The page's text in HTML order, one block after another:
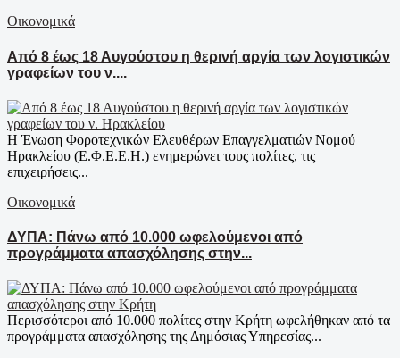
Οικονομικά
Από 8 έως 18 Αυγούστου η θερινή αργία των λογιστικών
γραφείων του ν....
Η Ένωση Φοροτεχνικών Ελευθέρων Επαγγελματιών Νομού
Ηρακλείου (Ε.Φ.Ε.Ε.Η.) ενημερώνει τους πολίτες, τις
επιχειρήσεις...
Οικονομικά
ΔΥΠΑ: Πάνω από 10.000 ωφελούμενοι από
προγράμματα απασχόλησης στην...
Περισσότεροι από 10.000 πολίτες στην Κρήτη ωφελήθηκαν από τα
προγράμματα απασχόλησης της Δημόσιας Υπηρεσίας...